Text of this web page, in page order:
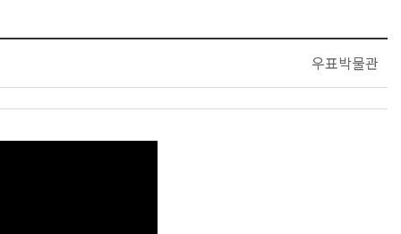
우표박물관